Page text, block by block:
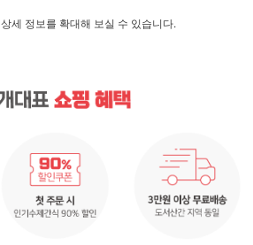
상세 정보를 확대해 보실 수 있습니다.